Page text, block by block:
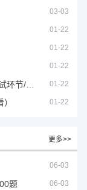
03-03
01-22
01-22
01-22
01-22
01-22
更多>>
06-03
题 06-03